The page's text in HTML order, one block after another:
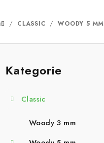
DOMŮ
/ CLASSIC / WOODY 5 MM
Přeskočit
Kategorie
Classic
Woody 3 mm